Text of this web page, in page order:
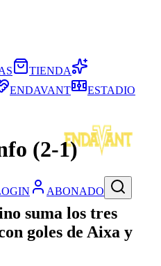
ABONADO
TIENDA
ENDAVANT ESTADIO
(2-1)
suma los tres
goles de Aixa y